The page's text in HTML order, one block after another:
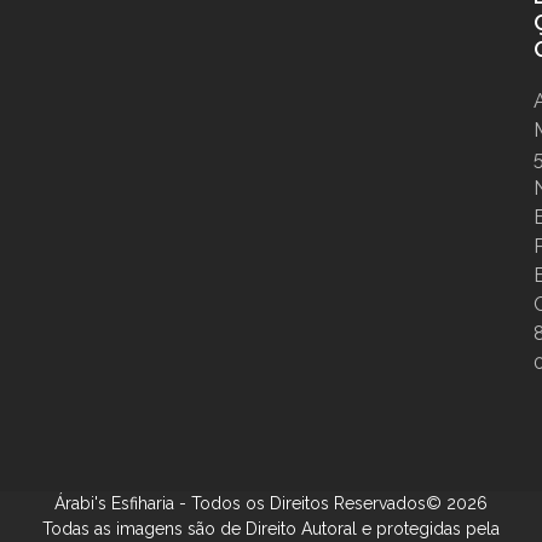
Árabi's Esfiharia - Todos os Direitos Reservados© 2026
Todas as imagens são de Direito Autoral e protegidas pela